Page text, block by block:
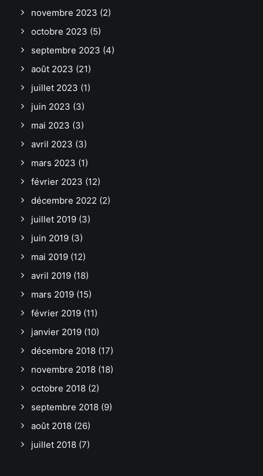
novembre 2023 (2)
octobre 2023 (5)
septembre 2023 (4)
août 2023 (21)
juillet 2023 (1)
juin 2023 (3)
mai 2023 (3)
avril 2023 (3)
mars 2023 (1)
février 2023 (12)
décembre 2022 (2)
juillet 2019 (3)
juin 2019 (3)
mai 2019 (12)
avril 2019 (18)
mars 2019 (15)
février 2019 (11)
janvier 2019 (10)
décembre 2018 (17)
novembre 2018 (18)
octobre 2018 (2)
septembre 2018 (9)
août 2018 (26)
juillet 2018 (7)